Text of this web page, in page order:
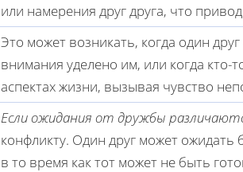
или намерения друг друга, что
Это может возникать, когда один
внимания уделено им, или когда кто-
аспектах жизни, вызывая чувство
Если ожидания от дружбы
конфликту. Один друг может ожидать
в то время как тот может не быть